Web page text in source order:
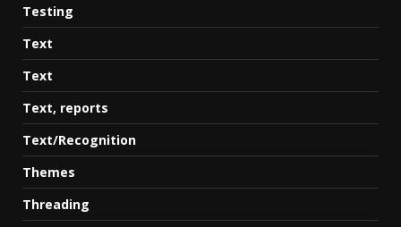
Testing
Text
Text
Text, reports
Text/Recognition
Themes
Threading